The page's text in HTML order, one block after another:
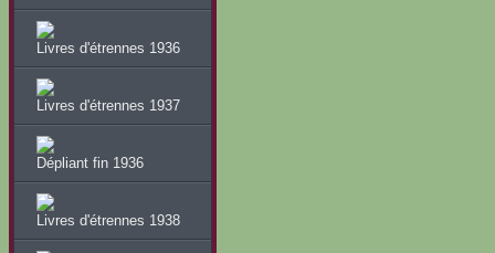
Livres d'étrennes 1936
Livres d'étrennes 1937
Dépliant fin 1936
Livres d'étrennes 1938